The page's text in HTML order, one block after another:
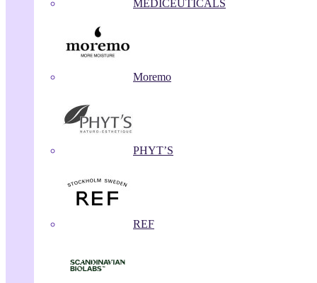
MEDICEUTICALS
Moremo
PHYT’S
REF